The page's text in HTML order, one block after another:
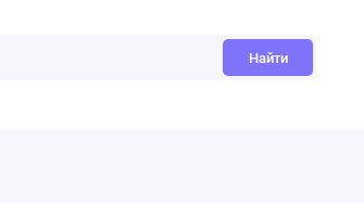
Найти